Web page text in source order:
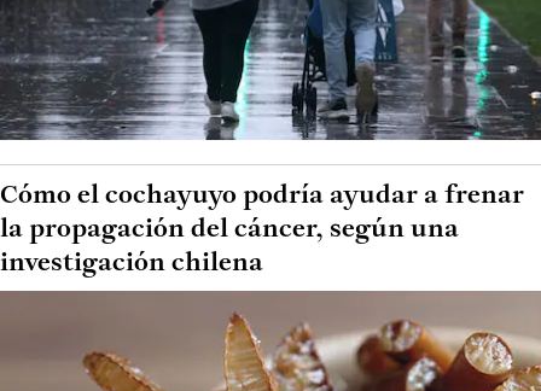
Cómo el cochayuyo podría ayudar a frenar
la propagación del cáncer, según una
investigación chilena